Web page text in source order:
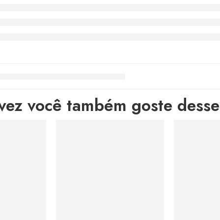
você também goste